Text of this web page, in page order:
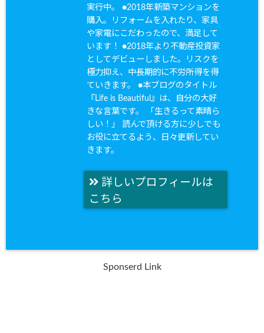
実行中。 ●2018年新築マンションを
購入。リフォームを入れたり、家具
や家電にこだわったので、満足して
います！ ●2018年より不動産投資家
としてデビューしました。リスクを
極力抑え、中長期的に不労所得を得
ていきます。 ●本ブログのタイトル
『Life is Beautiful』は、自分の大好
きな言葉です。 「生きるって素晴ら
しい！」 読んで頂ける方に少しでも
お役に立てるよう、日々更新してい
きます。
詳しいプロフィールは
こちら
Sponserd Link